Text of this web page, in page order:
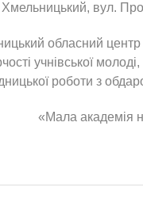
вул.
обласний центр
учнівської
роботи з
«Мала академія